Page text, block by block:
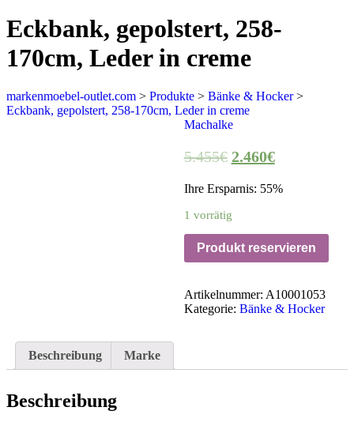
Eckbank, gepolstert, 258-
170cm, Leder in creme
markenmoebel-outlet.com > Produkte > Bänke & Hocker>
Eckbank, gepolstert, 258-170cm, Leder in creme
Machalke
5.455€ 2.460€
Ihre Ersparnis: 55%
1 vorrätig
Produkt reservieren
Artikelnummer: A10001053
Kategorie: Bänke & Hocker
Beschreibung Marke
Beschreibung